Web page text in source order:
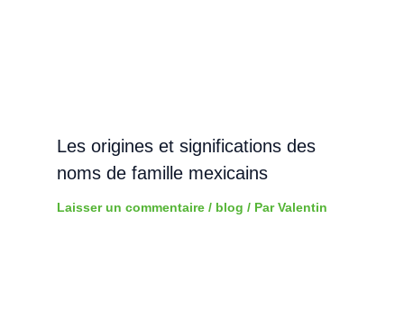
Les origines et significations des
noms de famille mexicains
Laisser un commentaire / blog / ParValentin